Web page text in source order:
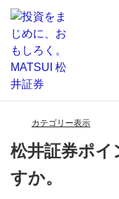
カテゴリー表示
松井証券ポ
すか。